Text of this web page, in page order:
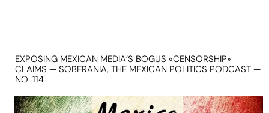
EXPOSING MEXICAN MEDIA’S BOGUS «CENSORSHIP»
CLAIMS — SOBERANIA, THE MEXICAN POLITICS PODCAST —
NO. 114